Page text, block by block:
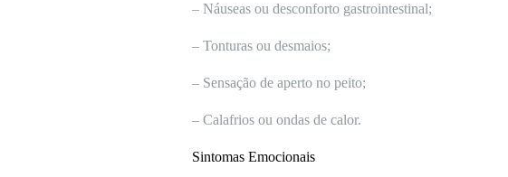
– Náuseas ou desconforto gastrointestinal;
– Tonturas ou desmaios;
– Sensação de aperto no peito;
– Calafrios ou ondas de calor.
Sintomas Emocionais